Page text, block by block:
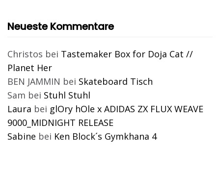
Neueste Kommentare
Christos bei Tastemaker Box for Doja Cat //
Planet Her
BEN JAMMIN bei Skateboard Tisch
Sam bei Stuhl Stuhl
Laura bei glOry hOle x ADIDAS ZX FLUX WEAVE
9000_MIDNIGHT RELEASE
Sabine bei Ken Block´s Gymkhana 4